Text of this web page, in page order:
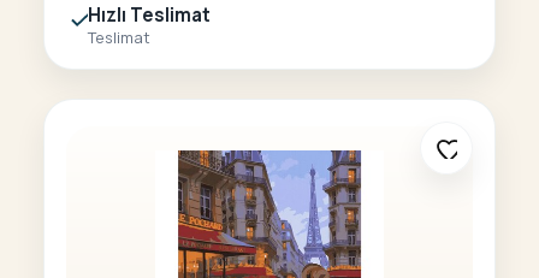
Hızlı Teslimat
Teslimat